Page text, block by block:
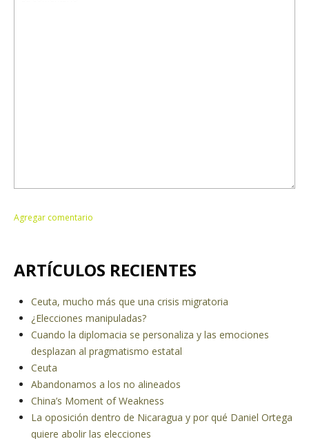
ARTÍCULOS RECIENTES
Ceuta, mucho más que una crisis migratoria
¿Elecciones manipuladas?
Cuando la diplomacia se personaliza y las emociones
desplazan al pragmatismo estatal
Ceuta
Abandonamos a los no alineados
China’s Moment of Weakness
La oposición dentro de Nicaragua y por qué Daniel Ortega
quiere abolir las elecciones